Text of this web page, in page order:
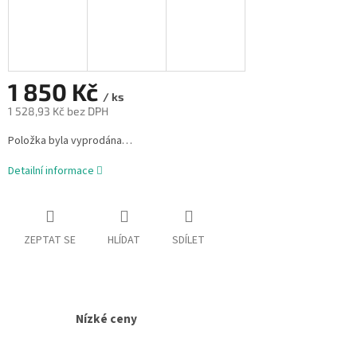
1 850 Kč / ks
1 528,93 Kč bez DPH
Měrná
cena:
Položka byla vyprodána…
Detailní informace
ZEPTAT SE HLÍDAT SDÍLET
Nízké ceny